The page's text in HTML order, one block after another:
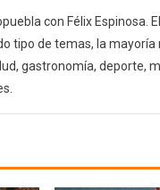
con Félix Espinosa.
tipo de temas, la mayoría
gastronomía, deporte,